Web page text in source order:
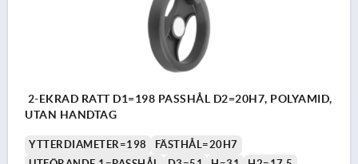
2-EKRAD RATT D1=198 PASSHÅL D2=20H7, POLYAMID,
UTAN HANDTAG
YTTERDIAMETER=198
FÄSTHÅL=20H7